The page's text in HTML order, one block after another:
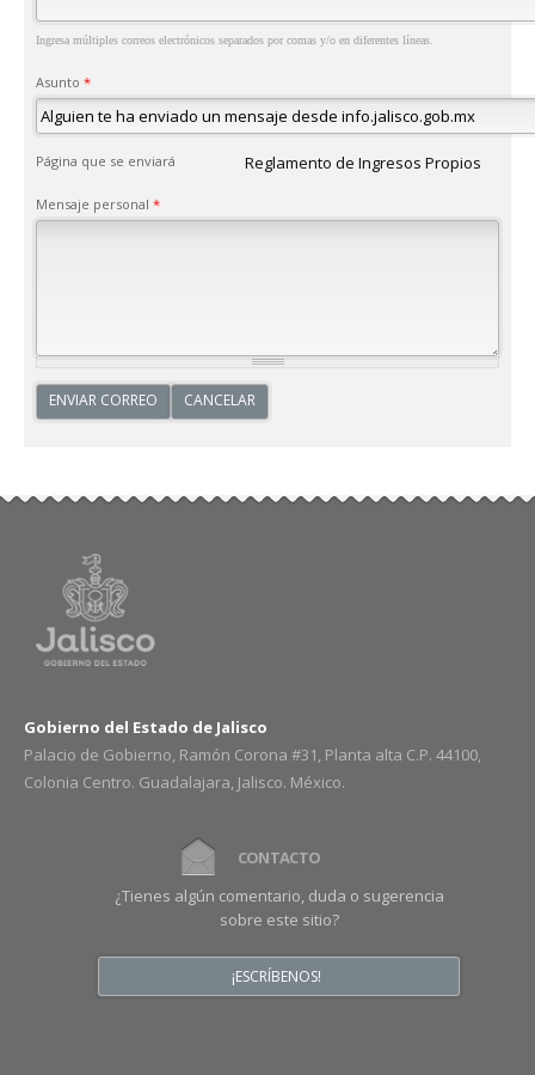
Ingresa múltiples correos electrónicos separados por comas y/o en diferentes líneas.
Asunto *
Página que se enviará Reglamento de Ingresos Propios
Mensaje personal *
Gobierno del Estado de Jalisco
Palacio de Gobierno, Ramón Corona #31, Planta alta C.P. 44100,
Colonia Centro. Guadalajara, Jalisco. México.
CONTACTO
¿Tienes algún comentario, duda o sugerencia
sobre este sitio?
¡ESCRÍBENOS!